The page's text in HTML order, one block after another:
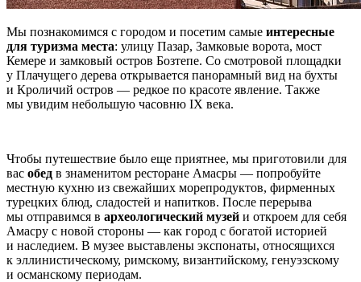
Мы познакомимся с городом и посетим самые интересные
для туризма места: улицу Пазар, Замковые ворота, мост
Кемере и замковый остров Бозтепе. Со смотровой площадки
у Плачущего дерева открывается панорамный вид на бухты
и Кроличий остров — редкое по красоте явление. Также
мы увидим небольшую часовню IX века.
Чтобы путешествие было еще приятнее, мы приготовили для
вас обед в знаменитом ресторане Амасры — попробуйте
местную кухню из свежайших морепродуктов, фирменных
турецких блюд, сладостей и напитков. После перерыва
мы отправимся в археологический музей и откроем для себя
Амасру с новой стороны — как город с богатой историей
и наследием. В музее выставлены экспонаты, относящихся
к эллинистическому, римскому, византийскому, генуэзскому
и османскому периодам.